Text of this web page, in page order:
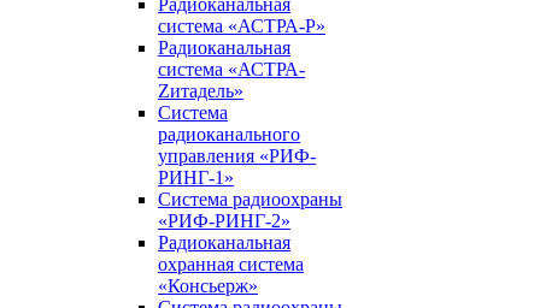
Радиоканальная
система «АСТРА-Р»
Радиоканальная
система «АСТРА-
Zитадель»
Система
радиоканального
управления «РИФ-
РИНГ-1»
Система радиоохраны
«РИФ-РИНГ-2»
Радиоканальная
охранная система
«Консьерж»